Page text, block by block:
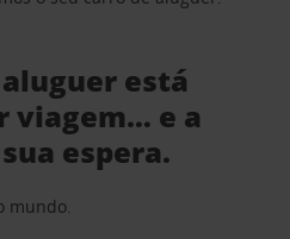
está
viagem… e a
espera.
mundo.